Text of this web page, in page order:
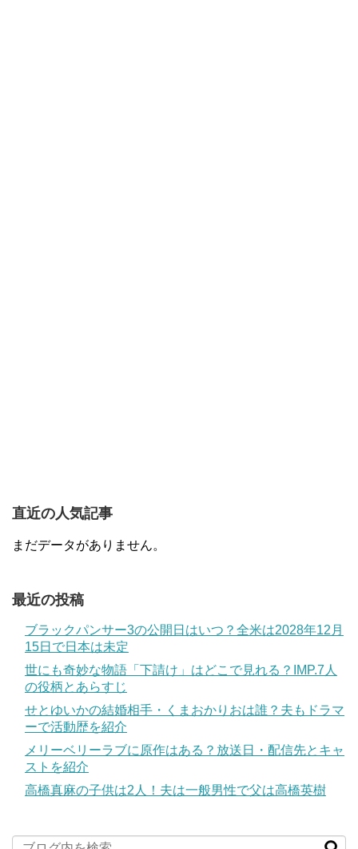
直近の人気記事
まだデータがありません。
最近の投稿
ブラックパンサー3の公開日はいつ？全米は2028年12月
15日で日本は未定
世にも奇妙な物語「下請け」はどこで見れる？IMP.7人
の役柄とあらすじ
せとゆいかの結婚相手・くまおかりおは誰？夫もドラマ
ーで活動歴を紹介
メリーベリーラブに原作はある？放送日・配信先とキャ
ストを紹介
高橋真麻の子供は2人！夫は一般男性で父は高橋英樹